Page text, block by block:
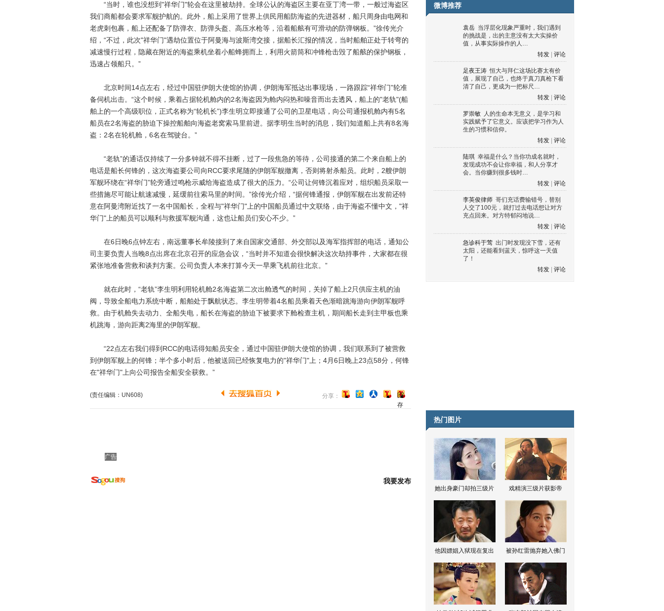
“当时，谁也没想到"祥华门"轮会在这里被劫持。全球公认的海盗区主要在亚丁湾一带，一般过海盗区
我们商船都会要求军舰护航的。此外，船上采用了世界上供民用船防海盗的先进器材，船只周身由电网和
老虎刺包裹，船上还配备了防弹衣、防弹头盔、高压水枪等，沿着船舷有可滑动的防弹钢板。”徐传光介
绍，“不过，此次"祥华门"遇劫位置位于阿曼海与波斯湾交接，据船长汇报的情况，当时船舶正处于转弯的
减速慢行过程，隐藏在附近的海盗乘机坐着小船蜂拥而上，利用火箭筒和冲锋枪击毁了船舷的保护钢板，
迅速占领船只。”
北京时间14点左右，经过中国驻伊朗大使馆的协调，伊朗海军抵达出事现场，一路跟踪“祥华门”轮准
备伺机出击。“这个时候，乘着占据轮机舱内的2名海盗因为舱内闷热和噪音而出去透风，船上的"老轨"(船
舶上的一个高级职位，正式名称为“轮机长”)李生明立即接通了公司的卫星电话，向公司通报机舱内有5名
船员在2名海盗的胁迫下操控船舶向海盗老窝索马里前进。据李明生当时的消息，我们知道船上共有8名海
盗：2名在轮机舱，6名在驾驶台。”
“老轨”的通话仅持续了一分多钟就不得不挂断，过了一段焦急的等待，公司接通的第二个来自船上的
电话是船长何锋的，这次海盗要公司向RCC要求尾随的伊朗军舰撤离，否则将射杀船员。此时，2艘伊朗
军舰环绕在“祥华门”轮旁通过鸣枪示威给海盗造成了很大的压力。“公司让何锋沉着应对，组织船员采取一
些措施尽可能让航速减慢，延缓前往索马里的时间。”徐传光介绍，“据何锋通报，伊朗军舰在出发前还特
意在阿曼湾附近找了一名中国船长，全程与"祥华门"上的中国船员通过中文联络，由于海盗不懂中文，"祥
华门"上的船员可以顺利与救援军舰沟通，这也让船员们安心不少。”
在6日晚6点钟左右，南远董事长牟陵接到了来自国家交通部、外交部以及海军指挥部的电话，通知公
司主要负责人当晚8点出席在北京召开的应急会议，“当时并不知道会很快解决这次劫持事件，大家都在很
紧张地准备营救和谈判方案。公司负责人本来打算今天一早乘飞机前往北京。”
就在此时，“老轨”李生明利用轮机舱2名海盗第二次出舱透气的时间，关掉了船上2只供应主机的油
阀，导致全船电力系统中断，船舶处于飘航状态。李生明带着4名船员乘着天色渐暗跳海游向伊朗军舰呼
救。由于机舱失去动力、全船失电，船长在海盗的胁迫下被要求下舱检查主机，期间船长走到主甲板也乘
机跳海，游向距离2海里的伊朗军舰。
“22点左右我们得到RCC的电话得知船员安全，通过中国驻伊朗大使馆的协调，我们联系到了被营救
到伊朗军舰上的何锋；半个多小时后，他被送回已经恢复电力的"祥华门"上；4月6日晚上23点58分，何锋
在"祥华门"上向公司报告全船安全获救。”
(责任编辑：UN608) 分享：
[保
存
广告
我要发布
微博推荐
袁岳 当浮层化现象严重时，我们遇到
的挑战是，出的主意没有太大实操价
值，从事实际操作的人…
转发
评论
足夜王涛 恒大与拜仁这场比赛太有价
值，展现了自己，也终于真刀真枪下看
清了自己，更成为一把标尺…
转发
评论
罗崇敏 人的生命本无意义，是学习和
实践赋予了它意义。应该把学习作为人
生的习惯和信仰。
转发
评论
陆琪 幸福是什么？当你功成名就时，
发现成功不会让你幸福，和人分享才
会。当你赚到很多钱时…
转发
评论
李英俊律师 哥们充话费输错号，替别
人交了100元，就打过去电话想让对方
充点回来。对方特郁闷地说…
转发
评论
急诊科于莺 出门时发现没下雪，还有
太阳，还能看到蓝天，惊呼这一天值
了！
转发
评论
热门图片
她出身豪门却拍三级片 戏精演三级片获影帝
他因嫖娼入狱现在复出 被孙红雷抛弃她入佛门